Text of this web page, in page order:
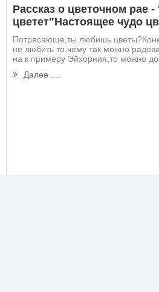
Рассказ о цветочном рае
цветет"Настоящее чудо
Потрясающе,ты любишь
не любить то,чему так можно
на к примеру Эйхорния,то можно до
Далее ....